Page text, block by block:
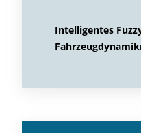
Intelligentes